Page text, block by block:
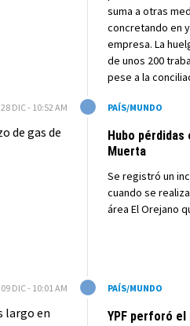
suma a otras
concretando en
empresa. La
de unos 200
pese a la
28 DIC - 10:52 AM PAÍS/MUNDO
Hubo pérdidas
Muerta
Se registró un
cuando se
área El Orejano
09 DIC - 10:01 AM PAÍS/MUNDO
YPF perforó el